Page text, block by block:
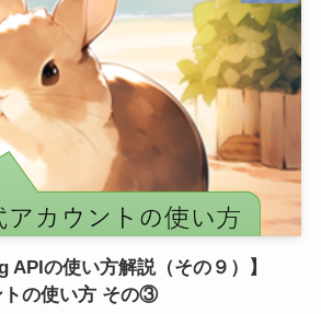
APIの使い方解説（その９）】
トの使い方 その③